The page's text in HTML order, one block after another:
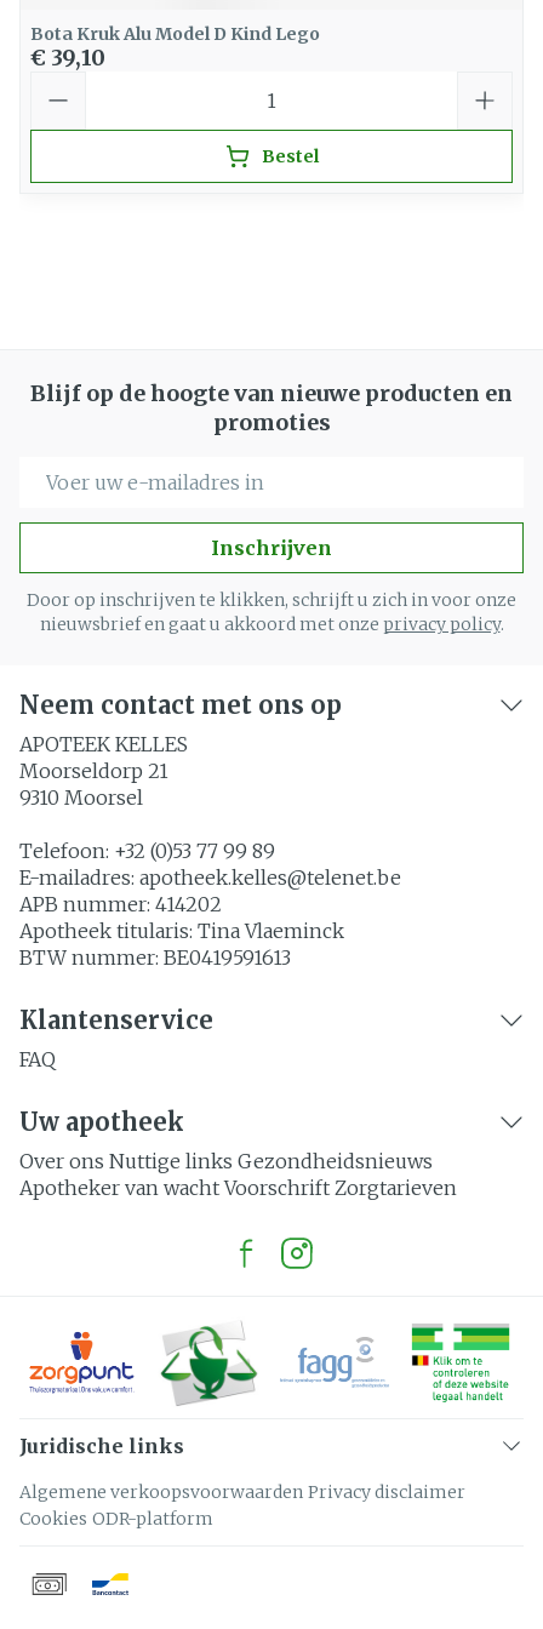
Bota Kruk Alu Model D Kind Lego
€ 39,10
Bestel
Blijf op de hoogte van nieuwe producten en
promoties
Inschrijven
Door op inschrijven te klikken, schrijft u zich in voor onze
nieuwsbrief en gaat u akkoord met onze privacy policy.
Neem contact met ons op
APOTEEK KELLES
Moorseldorp 21
9310 Moorsel
Telefoon: +32 (0)53 77 99 89
E-mailadres: apotheek.kelles@telenet.be
APB nummer: 414202
Apotheek titularis: Tina Vlaeminck
BTW nummer: BE0419591613
Klantenservice
FAQ
Uw apotheek
Over ons Nuttige links Gezondheidsnieuws
Apotheker van wacht Voorschrift Zorgtarieven
Juridische links
Algemene verkoopsvoorwaarden Privacy disclaimer
Cookies ODR-platform